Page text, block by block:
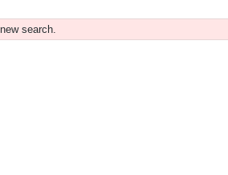
search.